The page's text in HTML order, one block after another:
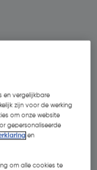
en vergelijkbare
zijn voor de werking
om onze website
gepersonaliseerde
en
om alle cookies te